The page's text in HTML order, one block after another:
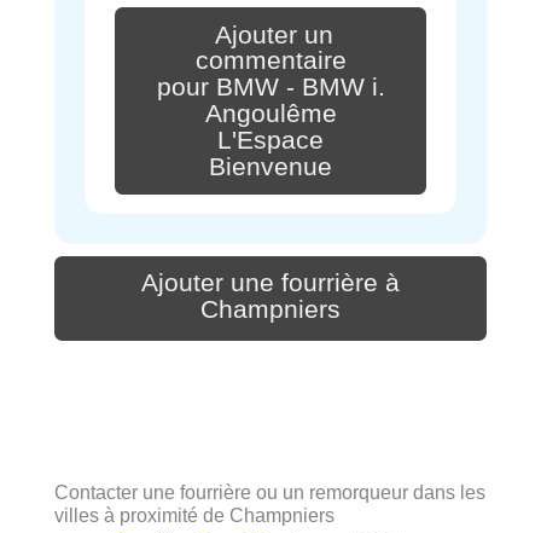
Ajouter un
commentaire
pour BMW - BMW i.
Angoulême
L'Espace
Bienvenue
Ajouter une fourrière à
Champniers
Contacter une fourrière ou un remorqueur dans les
villes à proximité de Champniers